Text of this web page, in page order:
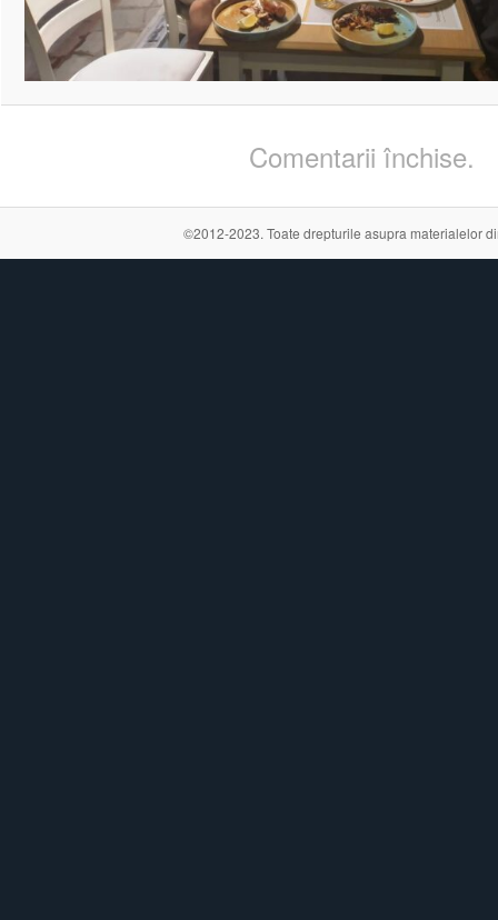
Comentarii închise.
©2012-2023. Toate drepturile asupra materialelor